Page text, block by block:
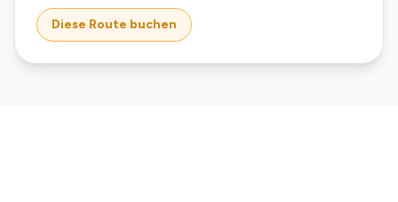
Diese Route buchen